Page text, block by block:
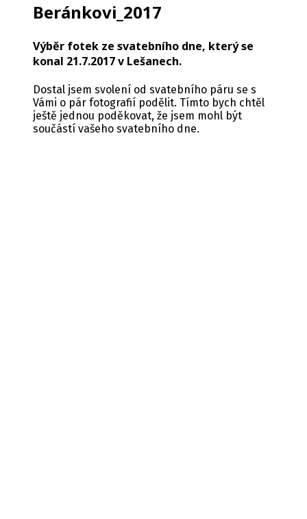
Beránkovi_2017
Výběr fotek ze svatebního dne, který se
konal 21.7.2017 v Lešanech.
Dostal jsem svolení od svatebního páru se s
Vámi o pár fotografií podělit. Tímto bych chtěl
ještě jednou poděkovat, že jsem mohl být
součástí vašeho svatebního dne.